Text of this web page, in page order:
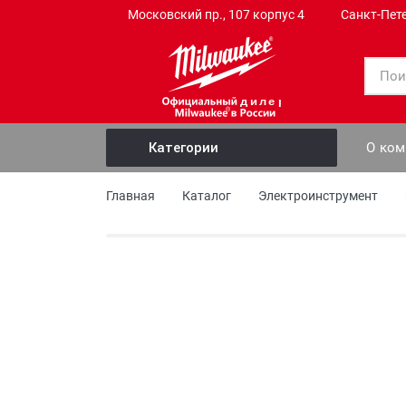
Московский пр., 107 корпус 4 Санкт-
дилер
Электроинструмент
Категории О
Главная Каталог Электроинструмент